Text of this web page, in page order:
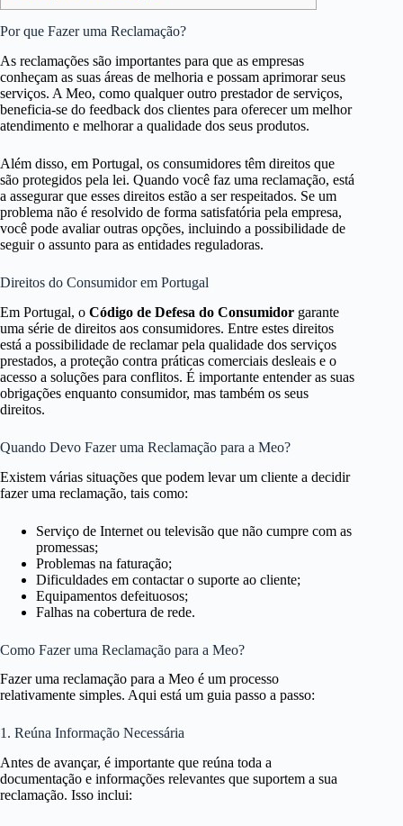
Por que Fazer uma Reclamação?
As reclamações são importantes para que as empresas
conheçam as suas áreas de melhoria e possam aprimorar seus
serviços. A Meo, como qualquer outro prestador de serviços,
beneficia-se do feedback dos clientes para oferecer um melhor
atendimento e melhorar a qualidade dos seus produtos.
Além disso, em Portugal, os consumidores têm direitos que
são protegidos pela lei. Quando você faz uma reclamação, está
a assegurar que esses direitos estão a ser respeitados. Se um
problema não é resolvido de forma satisfatória pela empresa,
você pode avaliar outras opções, incluindo a possibilidade de
seguir o assunto para as entidades reguladoras.
Direitos do Consumidor em Portugal
Em Portugal, o Código de Defesa do Consumidor garante
uma série de direitos aos consumidores. Entre estes direitos
está a possibilidade de reclamar pela qualidade dos serviços
prestados, a proteção contra práticas comerciais desleais e o
acesso a soluções para conflitos. É importante entender as suas
obrigações enquanto consumidor, mas também os seus
direitos.
Quando Devo Fazer uma Reclamação para a Meo?
Existem várias situações que podem levar um cliente a decidir
fazer uma reclamação, tais como:
Serviço de Internet ou televisão que não cumpre com as
promessas;
Problemas na faturação;
Dificuldades em contactar o suporte ao cliente;
Equipamentos defeituosos;
Falhas na cobertura de rede.
Como Fazer uma Reclamação para a Meo?
Fazer uma reclamação para a Meo é um processo
relativamente simples. Aqui está um guia passo a passo:
1. Reúna Informação Necessária
Antes de avançar, é importante que reúna toda a
documentação e informações relevantes que suportem a sua
reclamação. Isso inclui: